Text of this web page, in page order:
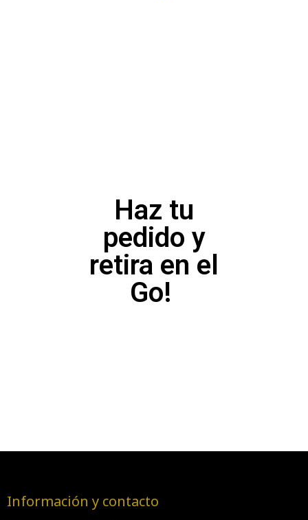
Haz tu
pedido y
retira en el
Go!
Información y contacto